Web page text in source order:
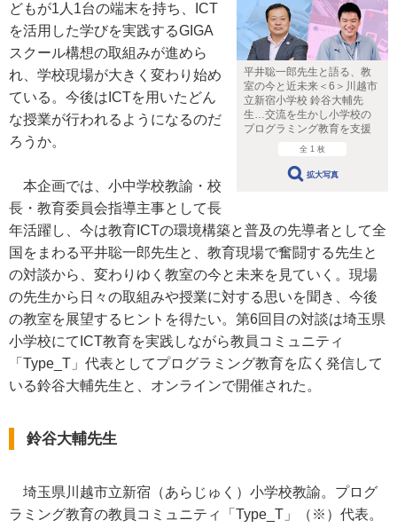
平井聡一郎先生と語る、教
室の今と近未来＜6＞川越市
立新宿小学校 鈴谷大輔先
生…交流を生かし小学校の
プログラミング教育を支援
全 1 枚
拡大写真
どもが1人1台の端末を持ち、ICT
を活用した学びを実践するGIGA
スクール構想の取組みが進めら
れ、学校現場が大きく変わり始め
ている。今後はICTを用いたどん
な授業が行われるようになるのだ
ろうか。
本企画では、小中学校教諭・校
長・教育委員会指導主事として長
年活躍し、今は教育ICTの環境構築と普及の先導者として全
国をまわる平井聡一郎先生と、教育現場で奮闘する先生と
の対談から、変わりゆく教室の今と未来を見ていく。現場
の先生から日々の取組みや授業に対する思いを聞き、今後
の教室を展望するヒントを得たい。第6回目の対談は埼玉県
小学校にてICT教育を実践しながら教員コミュニティ
「Type_T」代表としてプログラミング教育を広く発信して
いる鈴谷大輔先生と、オンラインで開催された。
鈴谷大輔先生
埼玉県川越市立新宿（あらじゅく）小学校教諭。プログ
ラミング教育の教員コミュニティ「Type_T」（※）代表。